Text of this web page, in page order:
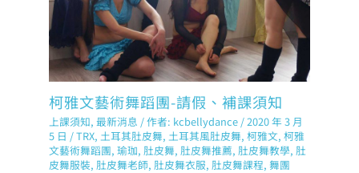
柯雅文藝術舞蹈團-請假、補課須知
上課須知,最新消息 / 作者: kcbellydance /2020 年 3 月
5 日 /TRX, 土耳其肚皮舞, 土耳其風肚皮舞,柯雅文,柯雅
文藝術舞蹈團,瑜珈, 肚皮舞, 肚皮舞推薦, 肚皮舞教學, 肚
皮舞服裝, 肚皮舞老師, 肚皮舞衣服, 肚皮舞課程,舞團